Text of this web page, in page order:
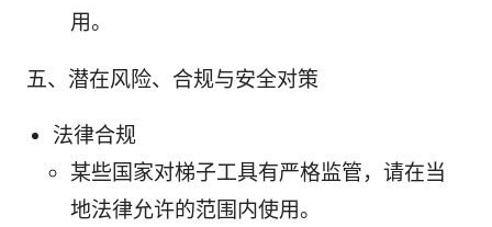
用。
五、潜在风险、合规与安全对策
法律合规
某些国家对梯子工具有严格监管，请在当
地法律允许的范围内使用。